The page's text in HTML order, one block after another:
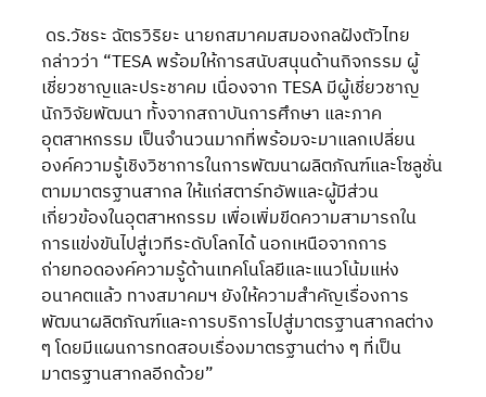
ดร.วัชระ ฉัตรวิริยะ นายกสมาคมสมองกลฝังตัวไทย
กล่าวว่า “TESA พร้อมให้การสนับสนุนด้านกิจกรรม ผู้
เชี่ยวชาญและประชาคม เนื่องจาก TESA มีผู้เชี่ยวชาญ
นักวิจัยพัฒนา ทั้งจากสถาบันการศึกษา และภาค
อุตสาหกรรม เป็นจำนวนมากที่พร้อมจะมาแลกเปลี่ยน
องค์ความรู้เชิงวิชาการในการพัฒนาผลิตภัณฑ์และโซลูชั่น
ตามมาตรฐานสากล ให้แก่สตาร์ทอัพและผู้มีส่วน
เกี่ยวข้องในอุตสาหกรรม เพื่อเพิ่มขีดความสามารถใน
การแข่งขันไปสู่เวทีระดับโลกได้ นอกเหนือจากการ
ถ่ายทอดองค์ความรู้ด้านเทคโนโลยีและแนวโน้มแห่ง
อนาคตแล้ว ทางสมาคมฯ ยังให้ความสำคัญเรื่องการ
พัฒนาผลิตภัณฑ์และการบริการไปสู่มาตรฐานสากลต่าง
ๆ โดยมีแผนการทดสอบเรื่องมาตรฐานต่าง ๆ ที่เป็น
มาตรฐานสากลอีกด้วย”